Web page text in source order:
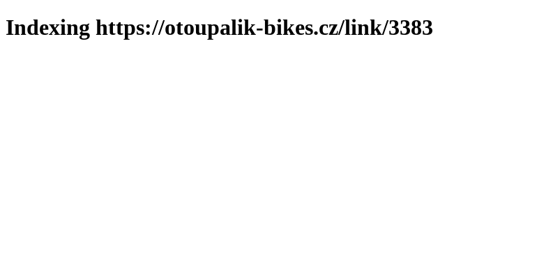
Indexing https://otoupalik-bikes.cz/link/3383